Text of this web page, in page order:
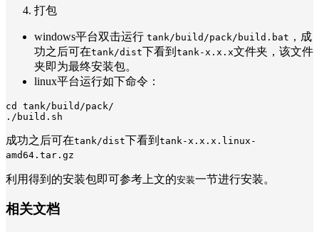
打包
windows平台双击运行 tank/build/pack/build.bat ，成
功之后可在tank/dist下看到 tank-x.x.x文件夹，该文件
夹即为最终安装包。
linux平台运行如下命令：
cd tank/build/pack/
成功之后可在tank/dist下看到 tank-x.x.x.linux-
amd64.tar.gz
利用得到的安装包即可参考上文的安装一节进行安装。
相关文档